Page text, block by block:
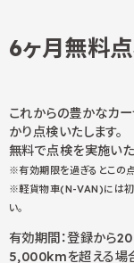
6ヶ月無料
これからの豊かなカー
かり点検いたします。
無料で点検を実施いた
※有効期限を過ぎるとこの点
※軽貨物車(N-VAN)には初
い。
有効期間：登録から
5,000kmを超える場